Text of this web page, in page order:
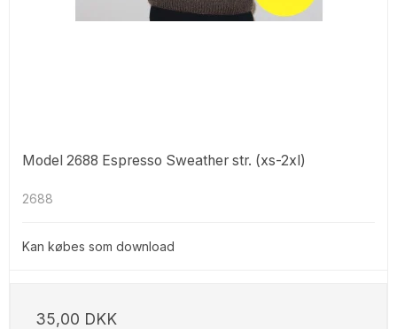
Model 2688 Espresso Sweather str. (xs-2xl)
2688
Kan købes som download
35,00 DKK